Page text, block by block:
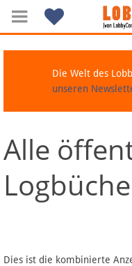
Navigation
Über Lobbypedia
Artikel nach Kategorien
Die Welt des
unseren
Alle
Dies ist die kombinierte